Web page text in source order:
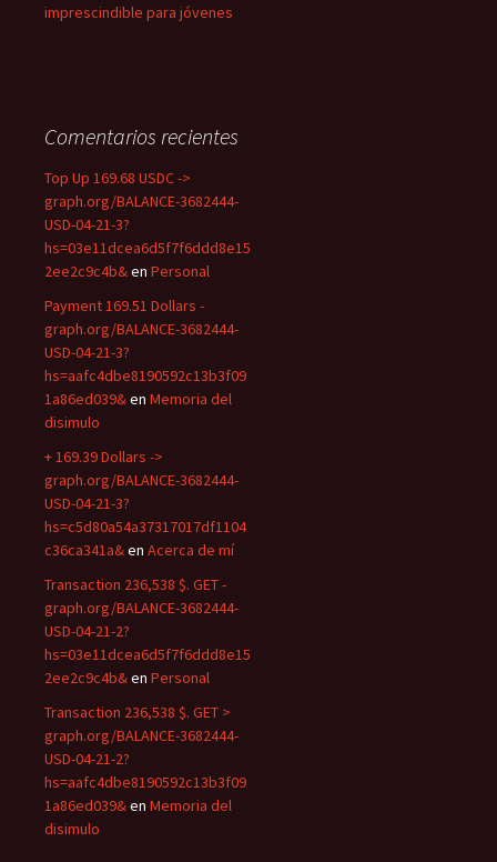
imprescindible para jóvenes
Comentarios recientes
Top Up 169.68 USDC ->
graph.org/BALANCE-3682444-
USD-04-21-3?
hs=03e11dcea6d5f7f6ddd8e15
2ee2c9c4b&en Personal
Payment 169.51 Dollars -
graph.org/BALANCE-3682444-
USD-04-21-3?
hs=aafc4dbe8190592c13b3f09
1a86ed039&en Memoria del
disimulo
+ 169.39 Dollars ->
graph.org/BALANCE-3682444-
USD-04-21-3?
hs=c5d80a54a37317017df1104
c36ca341a&en Acerca de mí
Transaction 236,538 $. GET -
graph.org/BALANCE-3682444-
USD-04-21-2?
hs=03e11dcea6d5f7f6ddd8e15
2ee2c9c4b&en Personal
Transaction 236,538 $. GET >
graph.org/BALANCE-3682444-
USD-04-21-2?
hs=aafc4dbe8190592c13b3f09
1a86ed039&en Memoria del
disimulo